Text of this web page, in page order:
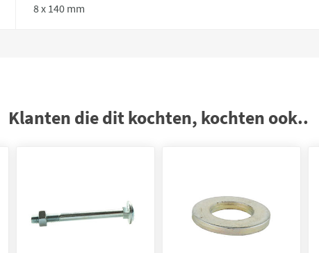
8 x 140 mm
Klanten die dit kochten, kochten ook..